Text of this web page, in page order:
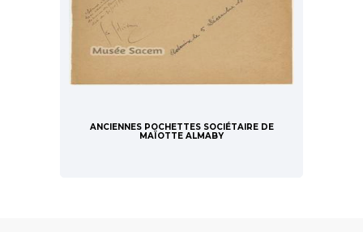
ANCIENNES POCHETTES SOCIÉTAIRE DE
MAÏOTTE ALMABY